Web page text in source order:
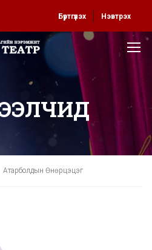
Бүртгүүлэх Нэвтрэх
Атарболдын Өнөрцэцэг